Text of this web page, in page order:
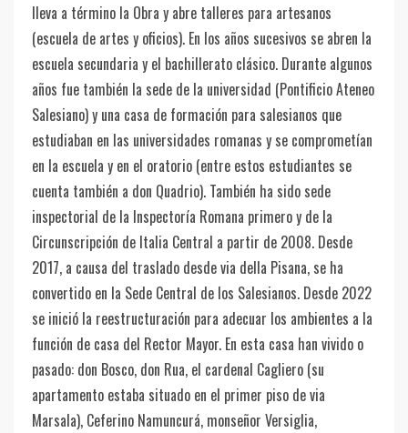
lleva a término la Obra y abre talleres para artesanos
(escuela de artes y oficios). En los años sucesivos se abren la
escuela secundaria y el bachillerato clásico. Durante algunos
años fue también la sede de la universidad (Pontificio Ateneo
Salesiano) y una casa de formación para salesianos que
estudiaban en las universidades romanas y se comprometían
en la escuela y en el oratorio (entre estos estudiantes se
cuenta también a don Quadrio). También ha sido sede
inspectorial de la Inspectoría Romana primero y de la
Circunscripción de Italia Central a partir de 2008. Desde
2017, a causa del traslado desde via della Pisana, se ha
convertido en la Sede Central de los Salesianos. Desde 2022
se inició la reestructuración para adecuar los ambientes a la
función de casa del Rector Mayor. En esta casa han vivido o
pasado: don Bosco, don Rua, el cardenal Cagliero (su
apartamento estaba situado en el primer piso de via
Marsala), Ceferino Namuncurá, monseñor Versiglia,